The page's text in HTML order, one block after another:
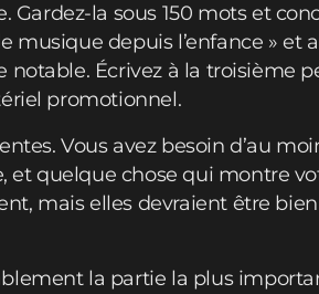
Gardez-la sous 150 mots et
musique depuis l’enfance » et
notable. Écrivez à la troisième
promotionnel.
Vous avez besoin d’au
quelque chose qui montre
mais elles devraient être
la partie la plus